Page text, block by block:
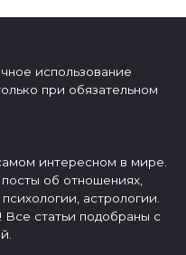
использование
при обязательном
интересном в мире.
об отношениях,
астрологии.
статьи подобраны с